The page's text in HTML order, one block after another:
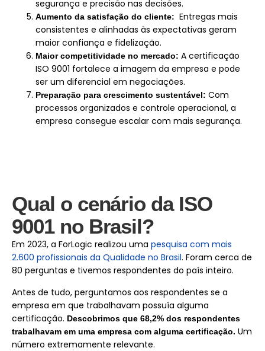
segurança e precisão nas decisões.
Aumento da satisfação do cliente: Entregas mais
consistentes e alinhadas às expectativas geram
maior confiança e fidelização.
Maior competitividade no mercado: A certificação
ISO 9001 fortalece a imagem da empresa e pode
ser um diferencial em negociações.
Preparação para crescimento sustentável: Com
processos organizados e controle operacional, a
empresa consegue escalar com mais segurança.
Qual o cenário da ISO
9001 no Brasil?
Em 2023, a ForLogic realizou uma pesquisa com mais
2.600 profissionais da Qualidade no Brasil. Foram cerca de
80 perguntas e tivemos respondentes do país inteiro.
Antes de tudo, perguntamos aos respondentes se a
empresa em que trabalhavam possuía alguma
certificação. Descobrimos que 68,2% dos respondentes
trabalhavam em uma empresa com alguma certificação. Um
número extremamente relevante.